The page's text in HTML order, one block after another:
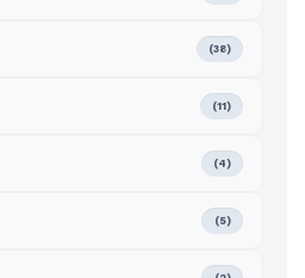
(38)
(11)
(4)
(5)